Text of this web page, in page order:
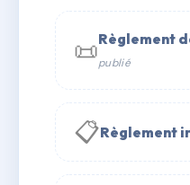
📜Règlement
publié
📋Règlement